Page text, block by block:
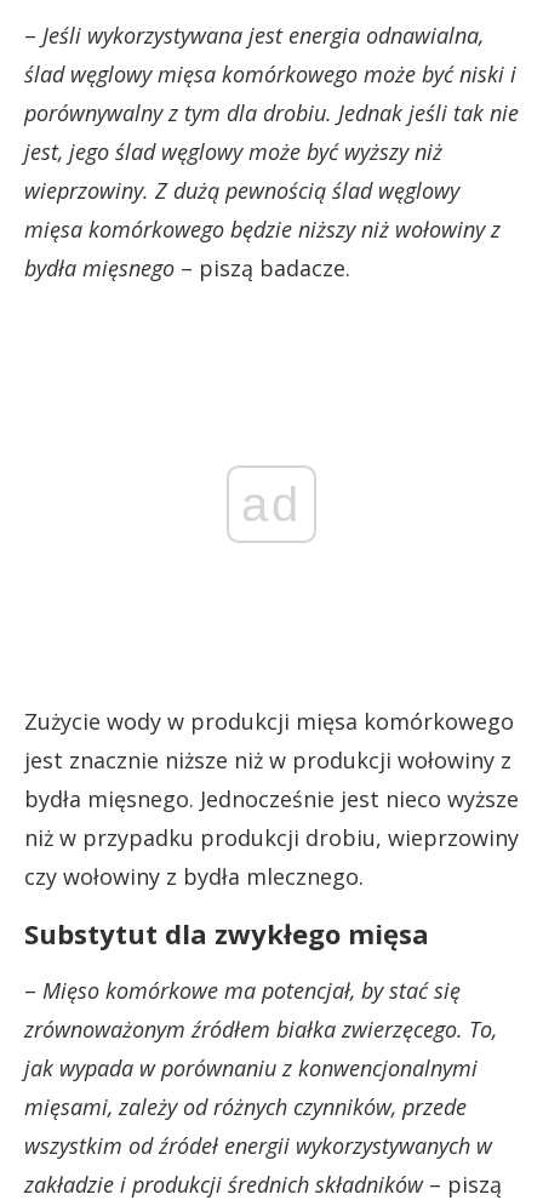
– Jeśli wykorzystywana jest energia odnawialna,
ślad węglowy mięsa komórkowego może być niski i
porównywalny z tym dla drobiu. Jednak jeśli tak nie
jest, jego ślad węglowy może być wyższy niż
wieprzowiny. Z dużą pewnością ślad węglowy
mięsa komórkowego będzie niższy niż wołowiny z
bydła mięsnego – piszą badacze.
ad
Zużycie wody w produkcji mięsa komórkowego
jest znacznie niższe niż w produkcji wołowiny z
bydła mięsnego. Jednocześnie jest nieco wyższe
niż w przypadku produkcji drobiu, wieprzowiny
czy wołowiny z bydła mlecznego.
Substytut dla zwykłego mięsa
– Mięso komórkowe ma potencjał, by stać się
zrównoważonym źródłem białka zwierzęcego. To,
jak wypada w porównaniu z konwencjonalnymi
mięsami, zależy od różnych czynników, przede
wszystkim od źródeł energii wykorzystywanych w
zakładzie i produkcji średnich składników– piszą